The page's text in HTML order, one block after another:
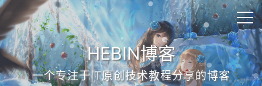
HEBIN博客
一个专注于IT原创技术教程分享的博客